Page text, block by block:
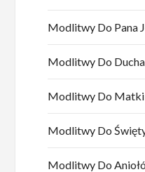
Modlitwy Do Pana
Modlitwy Do
Modlitwy Do Matki
Modlitwy Do
Modlitwy Do